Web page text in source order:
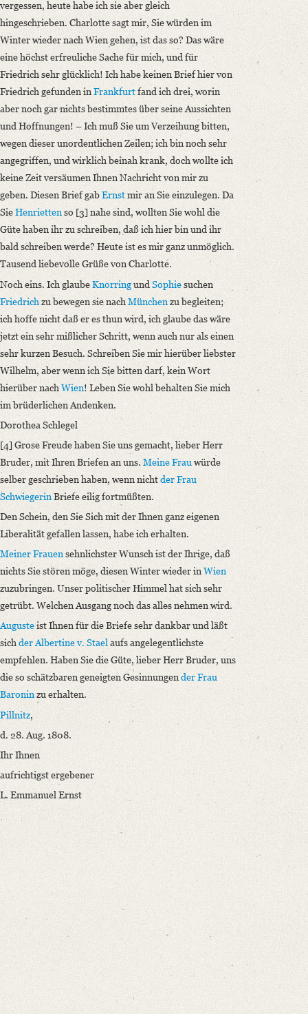
vergessen, heute habe ich sie aber gleich
hingeschrieben. Charlotte sagt mir, Sie würden im
Winter wieder nach Wien gehen, ist das so? Das wäre
eine höchst erfreuliche Sache für mich, und für
Friedrich sehr glücklich! Ich habe keinen Brief hier von
Friedrich gefunden inFrankfurtfand ich drei, worin
aber noch gar nichts bestimmtes über seine Aussichten
und Hoffnungen! – Ich muß Sie um Verzeihung bitten,
wegen dieser unordentlichen Zeilen; ich bin noch sehr
angegriffen, und wirklich beinah krank, doch wollte ich
keine Zeit versäumen Ihnen Nachricht von mir zu
geben. Diesen Brief gabErnstmir an Sie einzulegen. Da
SieHenriettenso [3] nahe sind, wollten Sie wohl die
Güte haben ihr zu schreiben, daß ich hier bin und ihr
bald schreiben werde? Heute ist es mir ganz unmöglich.
Tausend liebevolle Grüße von Charlotte.
Noch eins. Ich glaubeKnorringund Sophiesuchen
Friedrich zu bewegen sie nach Münchenzu begleiten;
ich hoffe nicht daß er es thun wird, ich glaube das wäre
jetzt ein sehr mißlicher Schritt, wenn auch nur als einen
sehr kurzen Besuch. Schreiben Sie mir hierüber liebster
Wilhelm, aber wenn ich Sie bitten darf, kein Wort
hierüber nach Wien! Leben Sie wohl behalten Sie mich
im brüderlichen Andenken.
Dorothea Schlegel
[4] Grose Freude haben Sie uns gemacht, lieber Herr
Bruder, mit Ihren Briefen an uns. Meine Frau würde
selber geschrieben haben, wenn nichtder Frau
Schwiegerin Briefe eilig fortmüßten.
Den Schein, den Sie Sich mit der Ihnen ganz eigenen
Liberalität gefallen lassen, habe ich erhalten.
Meiner Frauensehnlichster Wunsch ist der Ihrige, daß
nichts Sie stören möge, diesen Winter wieder in Wien
zuzubringen. Unser politischer Himmel hat sich sehr
getrübt. Welchen Ausgang noch das alles nehmen wird.
Augusteist Ihnen für die Briefe sehr dankbar und läßt
sichder Albertine v. Staelaufs angelegentlichste
empfehlen. Haben Sie die Güte, lieber Herr Bruder, uns
die so schätzbaren geneigten Gesinnungender Frau
Baroninzu erhalten.
Pillnitz,
d. 28. Aug. 1808.
Ihr Ihnen
aufrichtigst ergebener
L. Emmanuel Ernst